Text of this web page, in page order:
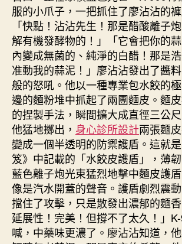
服的小爪子，一把抓住了廖沾沾的
「快點！沾沾先生！那是醋酸離子
解有機發酵物的！」「它會把你的
內變成無菌的、純淨的白醋！那是
准動我的蒜泥！」廖沾沾發出了醬
般的怒吼。他以一種專業包水餃的
邊的麵粉堆中抓起了兩團麵皮。麵
的捏製手法，瞬間擴大成直徑三公
他猛地擲出， 身心診所設計兩張麵
變成一個半透明的防禦護盾。這就
笈》中記載的「水餃皮護盾」，薄
藍色離子炮光束猛烈地擊中麵皮護
像是汽水開蓋的聲音。護盾劇烈震
擋住了攻擊，只是散發出濃郁的麵
延展性！完美！但撐不了太久！」
喊，中藥味更濃了。廖沾沾知道，